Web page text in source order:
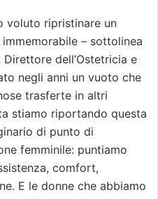
voluto ripristinare un
– sottolinea
dell’Ostetricia e
negli anni un vuoto che
trasferte in altri
stiamo riportando questa
di punto di
femminile: puntiamo
comfort,
E le donne che abbiamo